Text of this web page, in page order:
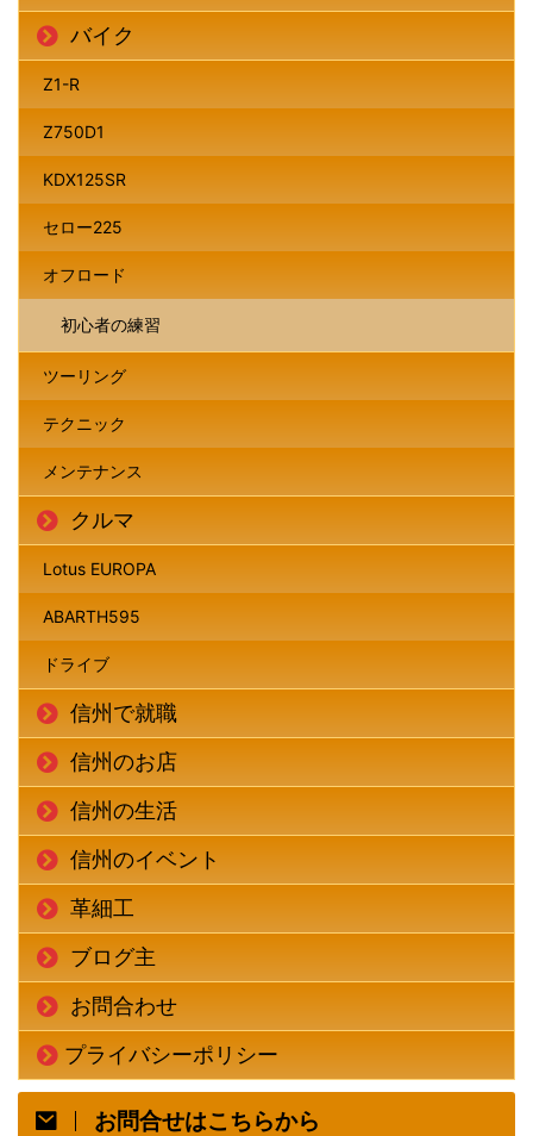
バイク
Z1-R
Z750D1
KDX125SR
セロー225
オフロード
初心者の練習
ツーリング
テクニック
メンテナンス
クルマ
Lotus EUROPA
ABARTH595
ドライブ
信州で就職
信州のお店
信州の生活
信州のイベント
革細工
ブログ主
お問合わせ
プライバシーポリシー
お問合せはこちらから